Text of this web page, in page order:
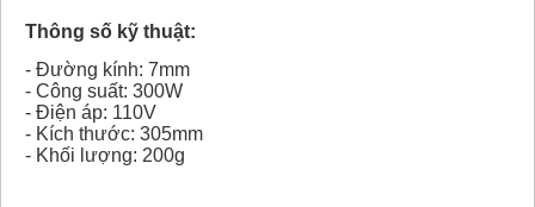
Thông số kỹ thuật:
- Đường kính: 7mm
- Công suất: 300W
- Điện áp: 110V
- Kích thước: 305mm
- Khối lượng: 200g